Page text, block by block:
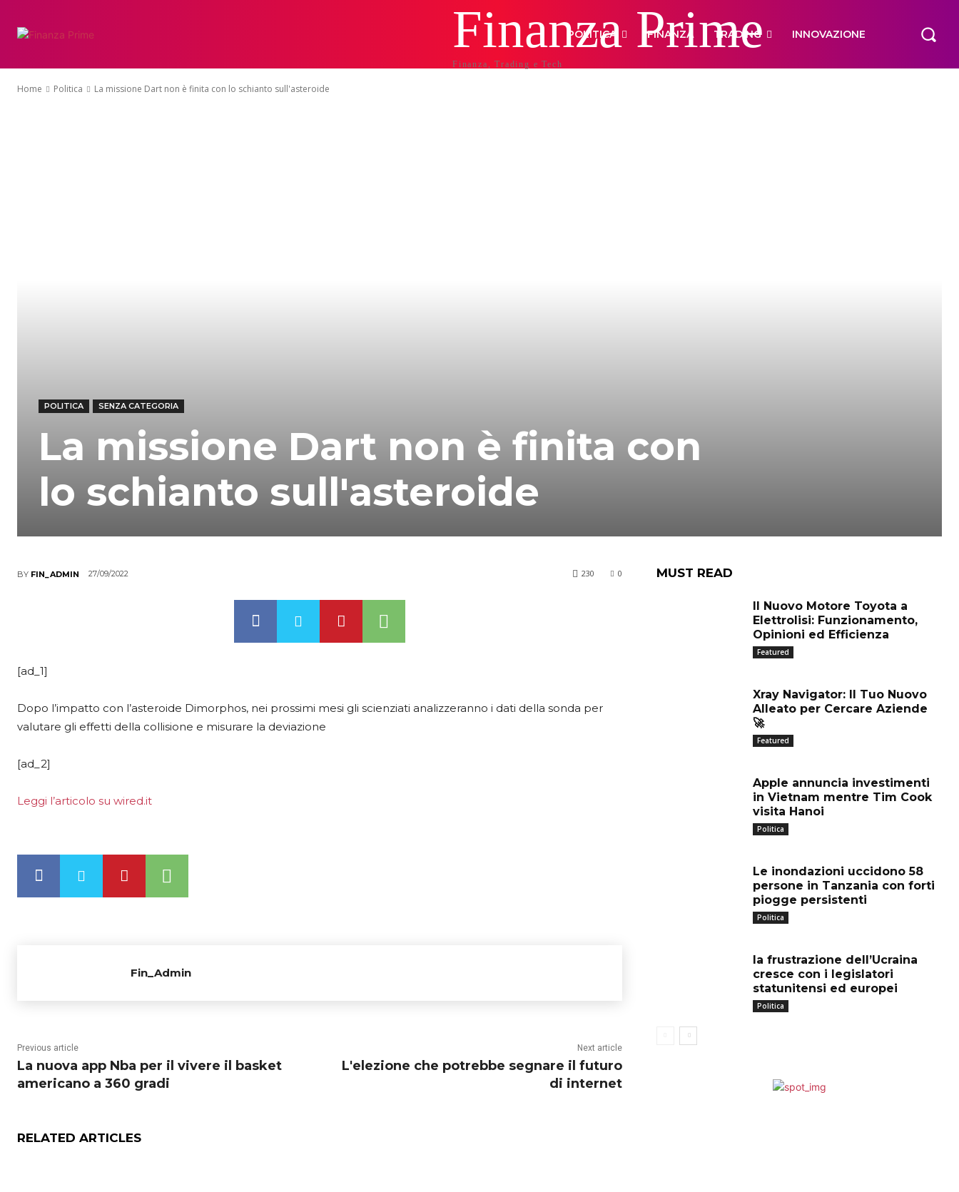
Finanza Prime
Finanza, Trading e Tech
POLITICA FINANZA TRADING INNOVAZIONE
Home Politica La missione Dart non è finita con lo schianto sull'asteroide
POLITICA SENZA CATEGORIA
La missione Dart non è finita con
lo schianto sull'asteroide
BY FIN_ADMIN 27/09/2022 0
230
[ad_1]
Dopo l’impatto con l’asteroide Dimorphos, nei prossimi mesi gli scienziati analizzeranno i dati della sonda per
valutare gli effetti della collisione e misurare la deviazione
[ad_2]
Leggi l’articolo su wired.it
Fin_Admin
Previous article
La nuova app Nba per il vivere il basket
americano a 360 gradi
Next article
L'elezione che potrebbe segnare il futuro
di internet
RELATED ARTICLES
MUST READ
Il Nuovo Motore Toyota a
Elettrolisi: Funzionamento,
Opinioni ed Efficienza
Featured
Xray Navigator: Il Tuo Nuovo
Alleato per Cercare Aziende
🚀
Featured
Apple annuncia investimenti
in Vietnam mentre Tim Cook
visita Hanoi
Politica
Le inondazioni uccidono 58
persone in Tanzania con forti
piogge persistenti
Politica
la frustrazione dell’Ucraina
cresce con i legislatori
statunitensi ed europei
Politica